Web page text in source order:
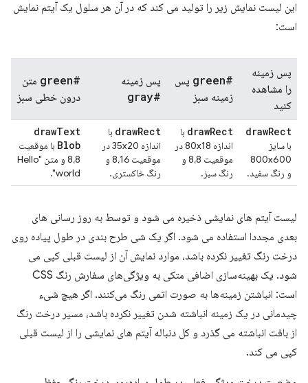
این لیست نمایش زیر را تولید می کند که در آن هر سلول یک آیتم نمایش
است:
پس زمینه
را مشاهده
کنید
#green
پس
زمینه سبز
پس زمینه
#gray
#green
متن
درون خطی سبز
drawRect
با سایز
800x600
و رنگ سفید.
drawRect
با
اندازه 80x18 در
موقعیت 8،8 و
رنگ سبز.
drawRect
با
اندازه 35x20 در
موقعیت 8،16 و
رنگ خاکستری.
drawText
Blob با موقعیت
8،8 و متن "Hello
world".
لیست آیتم های نمایشی ذخیره می شود و توسط به روز رسانی های
بعدی مجددا استفاده می شود. اگر یک شی طرح بندی در طول پیاده روی
درخت رنگ تغییر نکرده باشد، موارد نمایش آن از لیست قبلی کپی می
شود. یک بهینه‌سازی اضافی متکی به ویژگی‌های سفارش رنگ CSS
است: انباشتن زمینه‌ها به صورت اتمی رنگ می‌کنند. اگر هیچ شیء
چیدمانی در یک زمینه انباشته شدن تغییر نکرده باشد، مسیر درخت رنگ
از بافت انباشته می گذرد و کل دنباله آیتم های نمایشی را از لیست قبلی
کپی می کند.